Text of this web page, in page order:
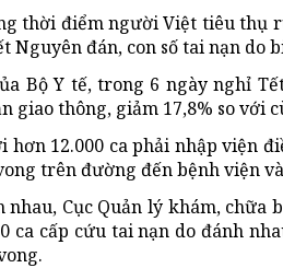
thời điểm người Việt tiêu thụ
Nguyên đán, con số tai nạn do
Bộ Y tế, trong 6 ngày nghỉ
giao thông, giảm 17,8% so với
hơn 12.000 ca phải nhập viện
trên đường đến bệnh viện
nhau, Cục Quản lý khám, chữa
ca cấp cứu tai nạn do đánh